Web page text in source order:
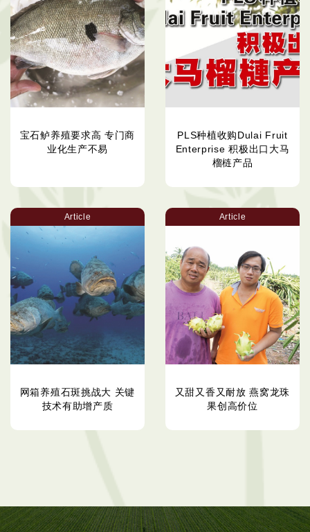
宝石鲈养殖要求高 专门商
业化生产不易
PLS种植收购Dulai Fruit
Enterprise 积极出口大马
榴梿产品
Article
网箱养殖石斑挑战大 关键
技术有助增产质
Article
又甜又香又耐放 燕窝龙珠
果创高价位